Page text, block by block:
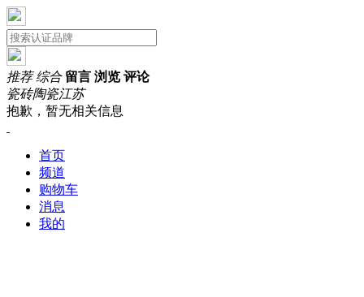
推荐 综合 留言 浏览 评论
瓷砖陶瓷江苏
抱歉，暂无相关信息
首页
频道
购物车
消息
我的